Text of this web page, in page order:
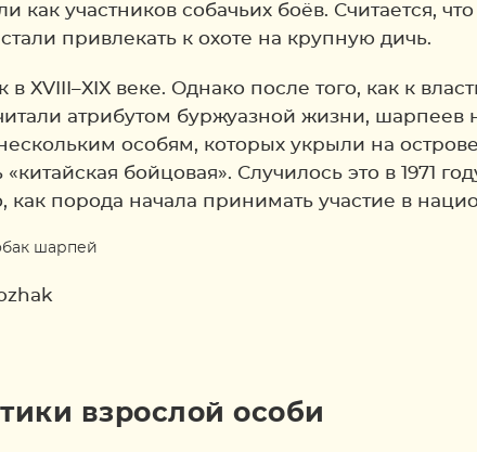
как участников собачьих боёв. Считается,
привлекать к охоте на крупную дичь.
XVIII–XIX веке. Однако после того, как к
атрибутом буржуазной жизни, шарпеев
особям, которых укрыли на
бойцовая». Случилось это в 1971
как порода начала принимать участие в
взрослой особи